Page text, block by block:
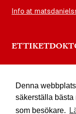
Denna
säkerställa
som besökare.
Info at